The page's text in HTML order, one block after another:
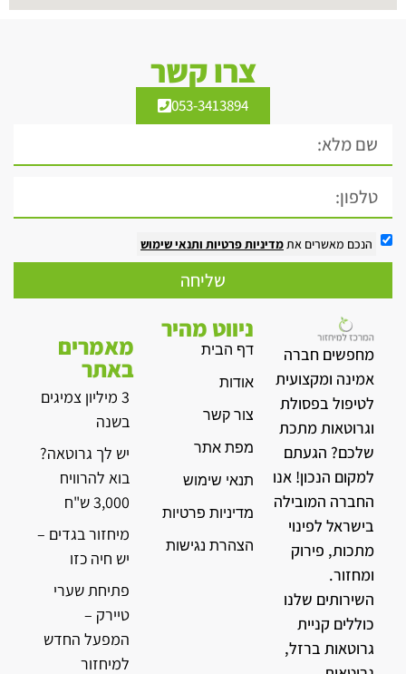
צרו קשר
053-3413894
הנכם מאשרים אתמדיניות פרטיות ותנאי שימוש
שליחה
מחפשים חברה
אמינה ומקצועית
לטיפול בפסולת
וגרוטאות מתכת
שלכם? הגעתם
למקום הנכון! אנו
החברה המובילה
בישראל לפינוי
מתכות, פירוק
ומחזור.
השירותים שלנו
כוללים קניית
גרוטאות ברזל,
ניווט מהיר
דף הבית
אודות
צור קשר
מפת אתר
תנאי שימוש
מדיניות פרטיות
הצהרת נגישות
מאמרים
באתר
3 מיליון צמיגים
בשנה
יש לך גרוטאה?
בוא להרוויח
3,000 ש"ח
מיחזור בגדים –
יש חיה כזו
פתיחת שערי
טיירק –
המפעל החדש
למיחזור